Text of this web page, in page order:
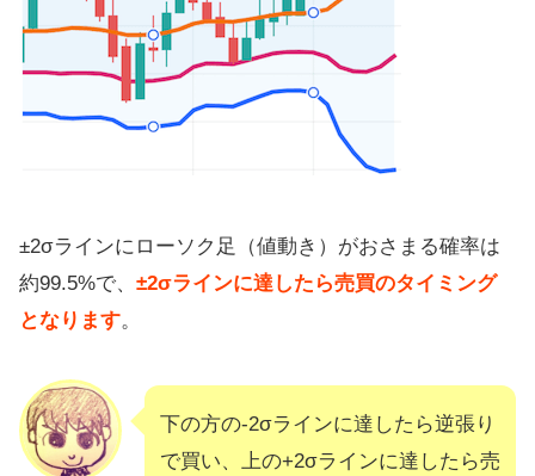
±2σラインにローソク足（値動き）がおさまる確率は
約99.5%で、 ±2σラインに達したら売買のタイミング
となります。
下の方の-2σラインに達したら逆張り
で買い、上の+2σラインに達したら売